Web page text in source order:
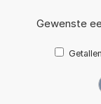
Gewenste